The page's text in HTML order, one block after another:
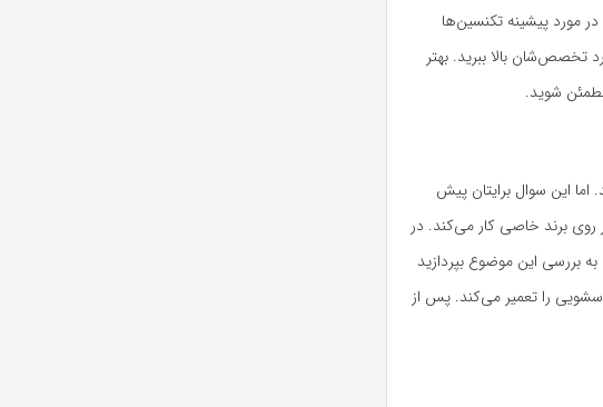
پیشینه تکنسین‌ها
تخصص‌شان بالا ببرید. بهتر
شوید.
اما این سوال برایتان پیش
روی برند خاصی کار می‌کند. در
بررسی این موضوع بپردازید
را تعمیر می‌کند. پس از